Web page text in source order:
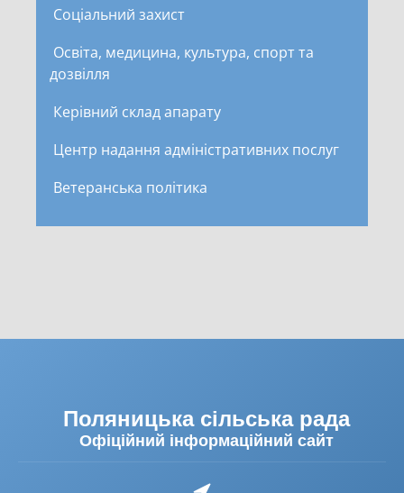
Соціальний захист
Освіта, медицина, культура, спорт та
дозвілля
Керівний склад апарату
Центр надання адміністративних послуг
Ветеранська політика
Поляницька сільська рада
Офіційний інформаційний сайт